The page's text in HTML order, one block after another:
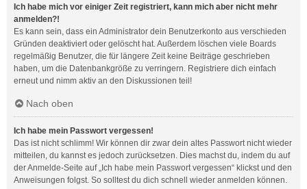
Ich habe mich vor einiger Zeit registriert, kann mich aber nicht mehr
anmelden?!
Es kann sein, dass ein Administrator dein Benutzerkonto aus verschieden
Gründen deaktiviert oder gelöscht hat. Außerdem löschen viele Boards
regelmäßig Benutzer, die für längere Zeit keine Beiträge geschrieben
haben, um die Datenbankgröße zu verringern. Registriere dich einfach
erneut und nimm aktiv an den Diskussionen teil!
Nach oben
Ich habe mein Passwort vergessen!
Das ist nicht schlimm! Wir können dir zwar dein altes Passwort nicht wieder
mitteilen, du kannst es jedoch zurücksetzen. Dies machst du, indem du auf
der Anmelde-Seite auf „Ich habe mein Passwort vergessen“ klickst und den
Anweisungen folgst. So solltest du dich schnell wieder anmelden können.